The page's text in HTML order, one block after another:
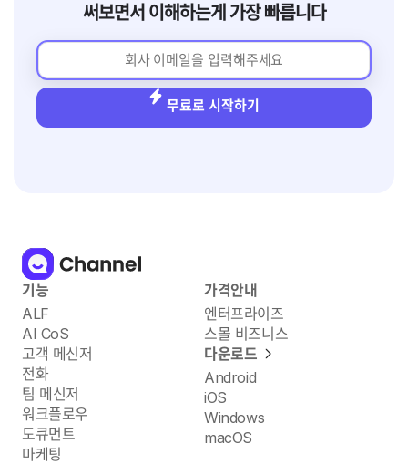
써보면서 이해하는게 가장 빠릅니다
무료로 시작하기
기능
ALF
AI CoS
고객 메신저
전화
팀 메신저
워크플로우
도큐먼트
마케팅
가격안내
엔터프라이즈
스몰 비즈니스
다운로드
Android
iOS
Windows
macOS